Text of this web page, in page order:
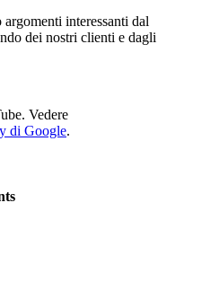
interessanti dal
dei nostri clienti e dagli
Vedere
di Google.